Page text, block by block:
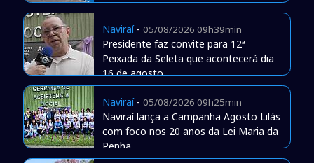
Naviraí- 05/08/2026 09h39min
Presidente faz convite para 12ª
Peixada da Seleta que acontecerá dia
16 de agosto
Naviraí- 05/08/2026 09h25min
Naviraí lança a Campanha Agosto Lilás
com foco nos 20 anos da Lei Maria da
Penha